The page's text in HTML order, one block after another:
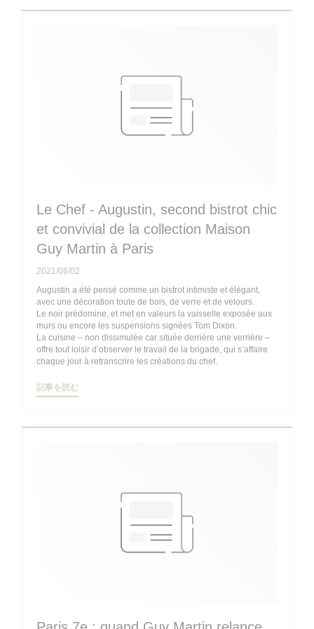
Le Chef - Augustin, second bistrot chic
et convivial de la collection Maison
Guy Martin à Paris
2021/06/02
Augustin a été pensé comme un bistrot intimiste et élégant,
avec une décoration toute de bois, de verre et de velours.
Le noir prédomine, et met en valeurs la vaisselle exposée aux
murs ou encore les suspensions signées Tom Dixon.
La cuisine – non dissimulée car située derrière une verrière –
offre tout loisir d’observer le travail de la brigade, qui s’affaire
chaque jour à retranscrire les créations du chef.
記事を読む((新しいウィンドウで開きます))